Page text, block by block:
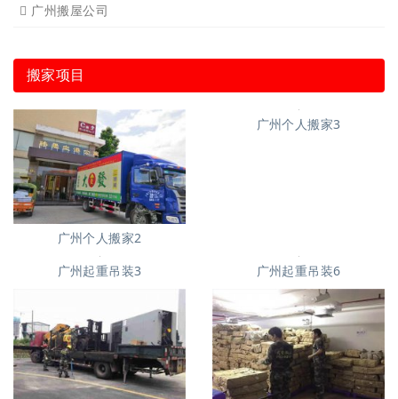
广州搬屋公司
搬家项目
广州个人搬家2
广州起重吊装3
广州起重吊装6